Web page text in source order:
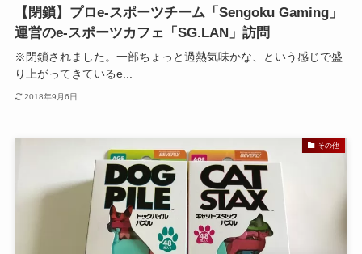
【閉鎖】プロe-スポーツチーム「Sengoku Gaming」
運営のe-スポーツカフェ「SG.LAN」訪問
※閉鎖されました。一部ちょっと過熱気味かな、という感じで盛
り上がってきているe...
2018年9月6日
その他